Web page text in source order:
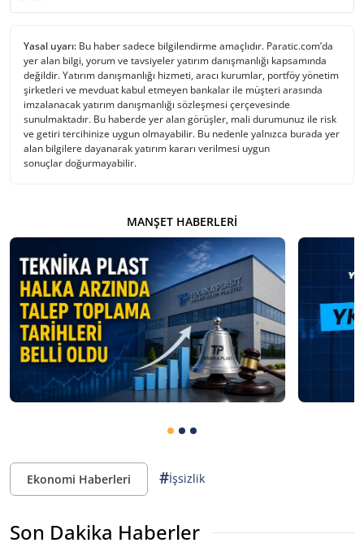
Yasal uyarı: Bu haber sadece bilgilendirme amaçlıdır. Paratic.com’da
yer alan bilgi, yorum ve tavsiyeler yatırım danışmanlığı kapsamında
değildir. Yatırım danışmanlığı hizmeti, aracı kurumlar, portföy yönetim
şirketleri ve mevduat kabul etmeyen bankalar ile müşteri arasında
imzalanacak yatırım danışmanlığı sözleşmesi çerçevesinde
sunulmaktadır. Bu haberde yer alan görüşler, mali durumunuz ile risk
ve getiri tercihinize uygun olmayabilir. Bu nedenle yalnızca burada yer
alan bilgilere dayanarak yatırım kararı verilmesi uygun
sonuçlar doğurmayabilir.
MANŞET HABERLERI
Ekonomi Haberleri #İşsizlik
Son Dakika Haberler